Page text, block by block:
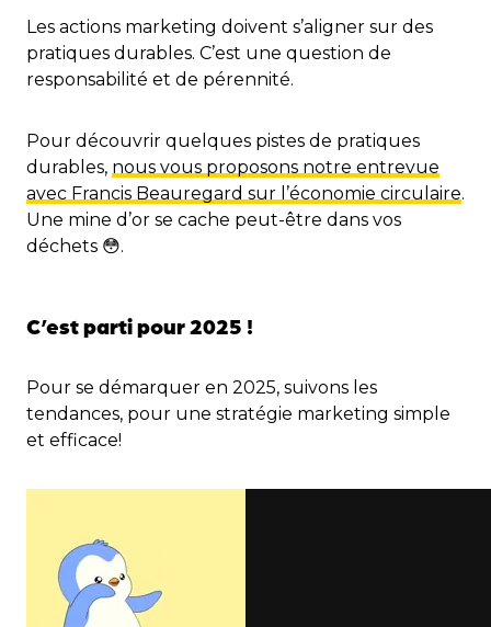
Les actions marketing doivent s’aligner sur des
pratiques durables. C’est une question de
responsabilité et de pérennité.
Pour découvrir quelques pistes de pratiques
durables, nous vous proposons notre entrevue
avec Francis Beauregard sur l’économie circulaire.
Une mine d’or se cache peut-être dans vos
déchets 😳.
C’est parti pour 2025 !
Pour se démarquer en 2025, suivons les
tendances, pour une stratégie marketing simple
et efficace!